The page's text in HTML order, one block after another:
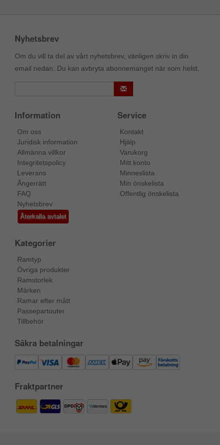
Nyhetsbrev
Om du vill ta del av vårt nyhetsbrev, vänligen skriv in din
email nedan. Du kan avbryta abonnemanget när som helst.
Information
Om oss
Juridisk information
Allmänna villkor
Integritetspolicy
Leverans
Ångerrätt
FAQ
Nyhetsbrev
Återkalla avtalet
Service
Kontakt
Hjälp
Varukorg
Mitt konto
Minneslista
Min önskelista
Offentlig önskelista
Kategorier
Ramtyp
Övriga produkter
Ramstorlek
Märken
Ramar efter mått
Passepartouter
Tillbehör
Säkra betalningar
Fraktpartner